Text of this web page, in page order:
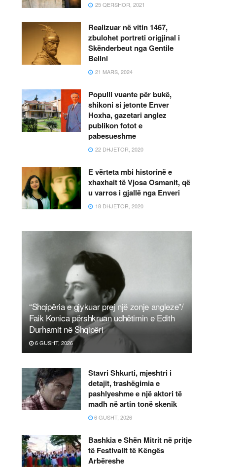
25 QERSHOR, 2021
Realizuar në vitin 1467,
zbulohet portreti origjinal i
Skënderbeut nga Gentile
Belini
21 MARS, 2024
Populli vuante për bukë,
shikoni si jetonte Enver
Hoxha, gazetari anglez
publikon fotot e
pabesueshme
22 DHJETOR, 2020
E vërteta mbi historinë e
xhaxhait të Vjosa Osmanit, që
u varros i gjallë nga Enveri
18 DHJETOR, 2020
“Shqipëria e gjykuar prej një zonje angleze”/
Faik Konica përshkruan udhëtimin e Edith
Durhamit në Shqipëri
6 GUSHT, 2026
Stavri Shkurti, mjeshtri i
detajit, trashëgimia e
pashlyeshme e një aktori të
madh në artin tonë skenik
6 GUSHT, 2026
Bashkia e Shën Mitrit në pritje
të Festivalit të Këngës
Arbëreshe